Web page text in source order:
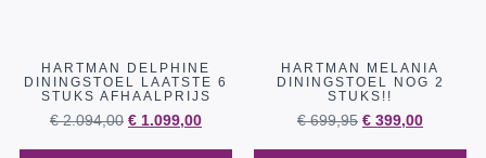
HARTMAN DELPHINE
DININGSTOEL LAATSTE 6
STUKS AFHAALPRIJS
€2.094,00 € 1.099,00
HARTMAN MELANIA
DININGSTOEL NOG 2
STUKS!!
€699,95 € 399,00